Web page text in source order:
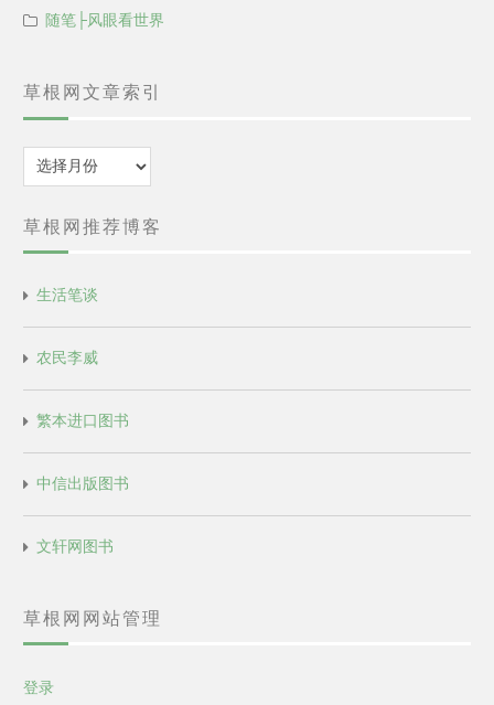
随笔├风眼看世界
草根网文章索引
归
档
草根网推荐博客
生活笔谈
农民李威
繁本进口图书
中信出版图书
文轩网图书
草根网网站管理
登录